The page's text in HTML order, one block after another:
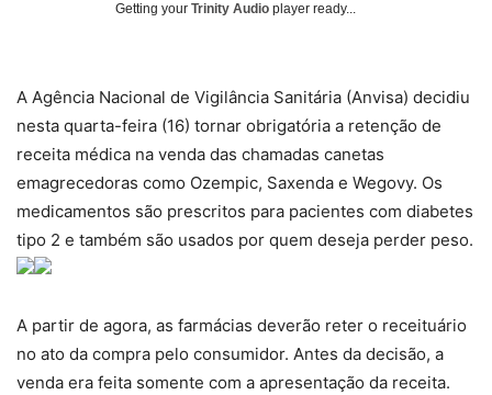
Getting your Trinity Audio player ready...
A Agência Nacional de Vigilância Sanitária (Anvisa) decidiu
nesta quarta-feira (16) tornar obrigatória a retenção de
receita médica na venda das chamadas canetas
emagrecedoras como Ozempic, Saxenda e Wegovy. Os
medicamentos são prescritos para pacientes com diabetes
tipo 2 e também são usados por quem deseja perder peso.
A partir de agora, as farmácias deverão reter o receituário
no ato da compra pelo consumidor. Antes da decisão, a
venda era feita somente com a apresentação da receita.